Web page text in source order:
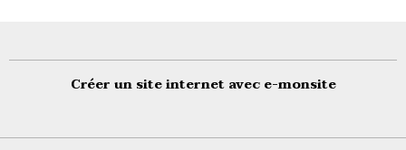
Créer un site internet avec e-monsite